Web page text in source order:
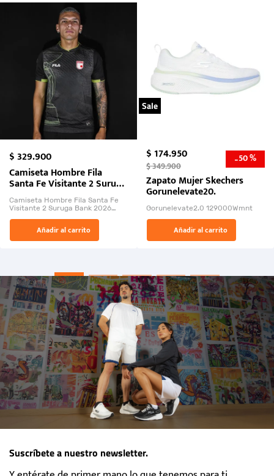
$329.900
Camiseta Hombre Fila
Santa Fe Visitante 2 Suruga
Bank 2026
Camiseta Hombre Fila Santa Fe
Visitante 2 Suruga Bank 2026
El Rugido del Sol Naciente:
“Primeros para la Et...
Añadir al carrito
Sale
$174.950
$349.900 -50 %
Zapato Mujer Skechers
Gorunelevate20.
Gorunelevate2.0 129000Wmnt
Añadir al carrito
Suscríbete a nuestro newsletter.